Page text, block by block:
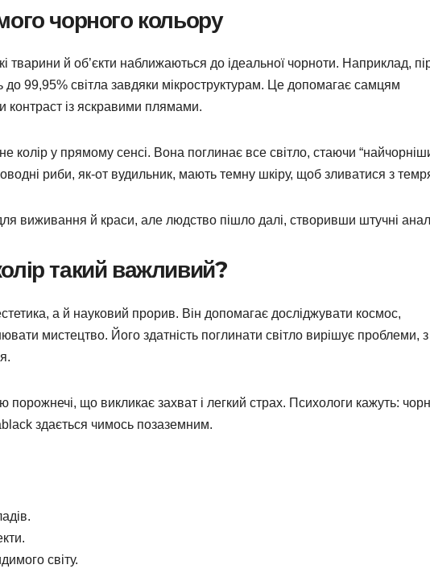
чорного кольору
тварини й об’єкти наближаються до ідеальної чорноти. Наприклад,
до 99,95% світла завдяки мікроструктурам. Це допомагає самцям
із яскравими плямами.
колір у прямому сенсі. Вона поглинає все світло, стаючи
риби, як-от вудильник, мають темну шкіру, щоб зливатися з
виживання й краси, але людство пішло далі, створивши штучні
такий важливий?
а й науковий прорив. Він допомагає досліджувати космос,
мистецтво. Його здатність поглинати світло вирішує проблеми, з
порожнечі, що викликає захват і легкий страх. Психологи кажуть:
здається чимось позаземним.
світу.